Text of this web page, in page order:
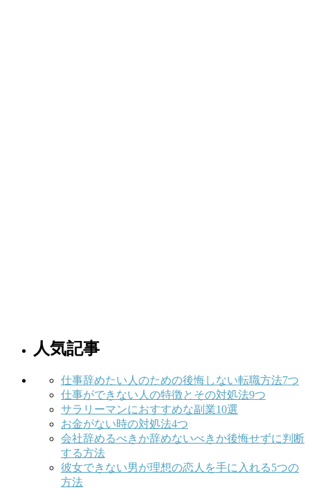
人気記事
仕事辞めたい人のための後悔しない転職方法7つ
仕事ができない人の特徴とその対処法9つ
サラリーマンにおすすめな副業10選
お金がない時の対処法4つ
会社辞めるべきか辞めないべきか後悔せずに判断
する方法
彼女できない男が理想の恋人を手に入れる5つの
方法